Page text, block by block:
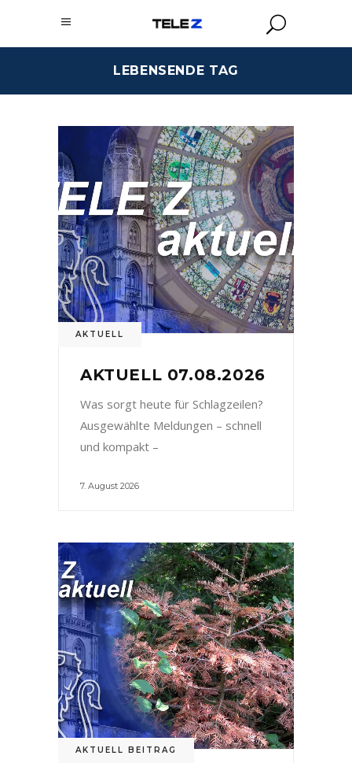
LEBENSENDE TAG
AKTUELL
AKTUELL 07.08.2026
Was sorgt heute für Schlagzeilen?
Ausgewählte Meldungen – schnell
und kompakt –
7. August 2026
AKTUELL BEITRAG